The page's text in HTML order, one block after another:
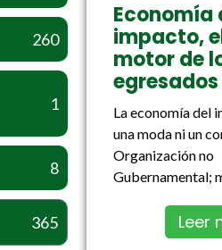
260
1
8
365
Economía
impacto,
motor de
egresados
La economía del
una moda ni un
Organización no
Gubernamental;
Leer